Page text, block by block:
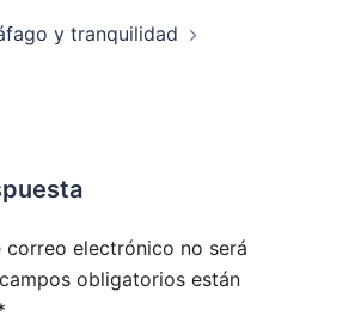
y tranquilidad
correo electrónico no será
obligatorios están